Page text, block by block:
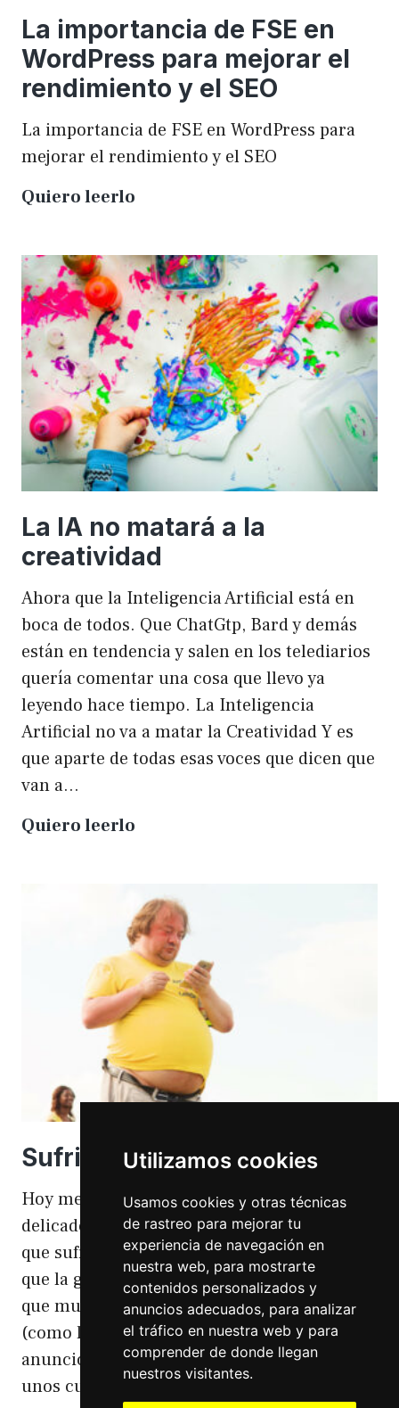
Utilizamos cookies
Usamos cookies y otras técnicas
de rastreo para mejorar tu
experiencia de navegación en
nuestra web, para mostrarte
contenidos personalizados y
anuncios adecuados, para analizar
el tráfico en nuestra web y para
comprender de donde llegan
nuestros visitantes.
La importancia de FSE en
WordPress para mejorar el
rendimiento y el SEO
La importancia de FSE en WordPress para
mejorar el rendimiento y el SEO
Quiero leerlo
de
FSE
en
WordPress
para
mejorar
el
rendimiento
y
el
SEO
La IA no matará a la
creatividad
Ahora que la Inteligencia Artificial está en
boca de todos. Que ChatGtp, Bard y demás
están en tendencia y salen en los telediarios
quería comentar una cosa que llevo ya
leyendo hace tiempo. La Inteligencia
Artificial no va a matar la Creatividad Y es
que aparte de todas esas voces que dicen que
van a…
Quiero leerlo
matará
a
la
creatividad
Sufriendo la gordofobia
Hoy me apetece hablar de un temita
delicado. Hoy hablo de gordofobia. Una cosa
que sufro día si día también. Gordofobia Y es
que la gordofobia es algo que existe. Algo
que muchas personas sufrimos en silencio
(como las hemorroides, al igual que en el
anuncio). Nos están vendiendo siempre
unos cuerpos normativos y en…